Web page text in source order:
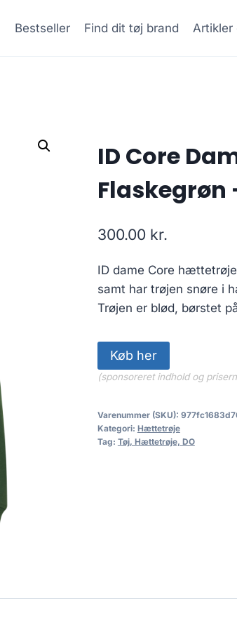
Bestseller Find dit tøj brand Artikler
ID Core
Flaskegrøn
300.00 kr.
ID dame Core
samt har trøjen snøre i
Trøjen er blød, børstet
Køb her
(sponsoreret indhold og
Varenummer (SKU):
Kategori: Hættetrøje
Tag: Tøj, Hættetrøje, DO